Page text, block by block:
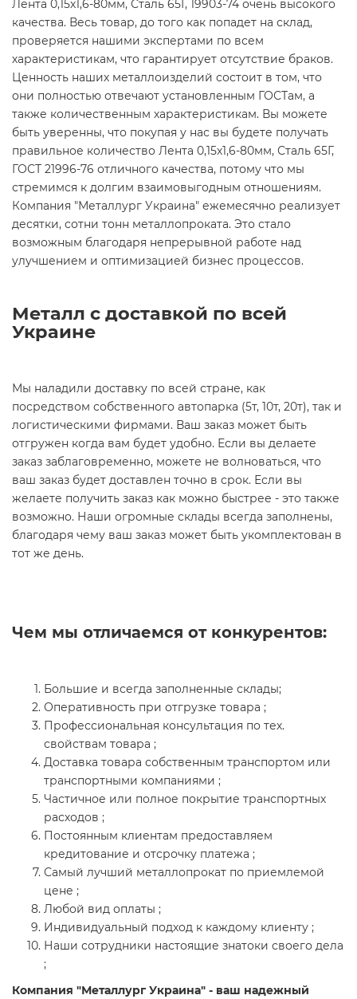
Лента 0,15х1,6-80мм, Сталь 65Г, 19903-74 очень высокого
качества. Весь товар, до того как попадет на склад,
проверяется нашими экспертами по всем
характеристикам, что гарантирует отсутствие браков.
Ценность наших металлоизделий состоит в том, что
они полностью отвечают установленным ГОСТам, а
также количественным характеристикам. Вы можете
быть уверенны, что покупая у нас вы будете получать
правильное количество Лента 0,15х1,6-80мм, Сталь 65Г,
ГОСТ 21996-76 отличного качества, потому что мы
стремимся к долгим взаимовыгодным отношениям.
Компания "Металлург Украина" ежемесячно реализует
десятки, сотни тонн металлопроката. Это стало
возможным благодаря непрерывной работе над
улучшением и оптимизацией бизнес процессов.
Металл с доставкой по всей
Украине
Мы наладили доставку по всей стране, как
посредством собственного автопарка (5т, 10т, 20т), так и
логистическими фирмами. Ваш заказ может быть
отгружен когда вам будет удобно. Если вы делаете
заказ заблаговременно, можете не волноваться, что
ваш заказ будет доставлен точно в срок. Если вы
желаете получить заказ как можно быстрее - это также
возможно. Наши огромные склады всегда заполнены,
благодаря чему ваш заказ может быть укомплектован в
тот же день.
Чем мы отличаемся от конкурентов:
Большие и всегда заполненные склады;
Оперативность при отгрузке товара ;
Профессиональная консультация по тех.
свойствам товара ;
Доставка товара собственным транспортом или
транспортными компаниями ;
Частичное или полное покрытие транспортных
расходов ;
Постоянным клиентам предоставляем
кредитование и отсрочку платежа ;
Самый лучший металлопрокат по приемлемой
цене ;
Любой вид оплаты ;
Индивидуальный подход к каждому клиенту ;
Наши сотрудники настоящие знатоки своего дела
;
Компания "Металлург Украина" - ваш надежный